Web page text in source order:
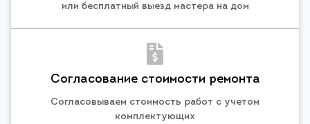
или бесплатный выезд мастера на дом
Согласование стоимости ремонта
Согласовываем стоимость работ с учетом
комплектующих